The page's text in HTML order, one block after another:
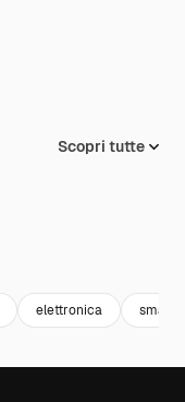
Scopri tutte
elettronica